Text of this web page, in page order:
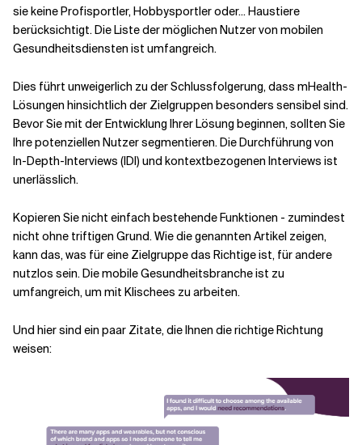
sie keine Profisportler, Hobbysportler oder... Haustiere
berücksichtigt. Die Liste der möglichen Nutzer von mobilen
Gesundheitsdiensten ist umfangreich.
Dies führt unweigerlich zu der Schlussfolgerung, dass mHealth-
Lösungen hinsichtlich der Zielgruppen besonders sensibel sind.
Bevor Sie mit der Entwicklung Ihrer Lösung beginnen, sollten Sie
Ihre potenziellen Nutzer segmentieren. Die Durchführung von
In-Depth-Interviews (IDI) und kontextbezogenen Interviews ist
unerlässlich.
Kopieren Sie nicht einfach bestehende Funktionen - zumindest
nicht ohne triftigen Grund. Wie die genannten Artikel zeigen,
kann das, was für eine Zielgruppe das Richtige ist, für andere
nutzlos sein. Die mobile Gesundheitsbranche ist zu
umfangreich, um mit Klischees zu arbeiten.
Und hier sind ein paar Zitate, die Ihnen die richtige Richtung
weisen: